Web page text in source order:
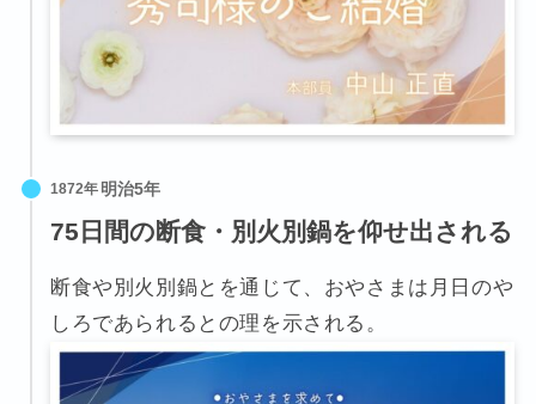
1872年
75日間の断食・別火別鍋を仰せ出される
断食や別火別鍋とを通じて、おやさまは月日のや
しろであられるとの理を示される。